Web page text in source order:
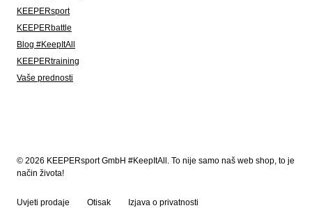
KEEPERsport
KEEPERbattle
Blog #KeepItAll
KEEPERtraining
Vaše prednosti
© 2026 KEEPERsport GmbH #KeepItAll. To nije samo naš web shop, to je
način života!
Uvjeti prodaje Otisak Izjava o privatnosti